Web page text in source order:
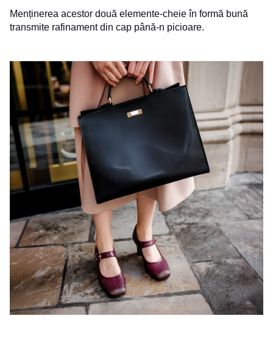
Menținerea acestor două elemente-cheie în formă bună
transmite rafinament din cap până-n picioare.